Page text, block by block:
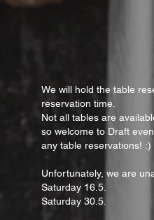
We will hold the table
reservation time.
Not all tables are
so welcome to Draft
any table reservations! :)
Unfortunately, we are
Saturday 16.5.
Saturday 30.5.